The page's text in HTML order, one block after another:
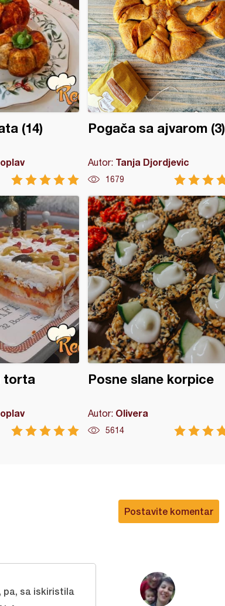
(14) Pogača sa ajvarom (3)
Autor: Tanja Djordjevic
1679
torta Posne slane korpice
Autor: Olivera
5614
Postavite komentar
pa, sa iskiristila